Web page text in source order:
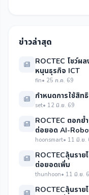
ข่าวล่าสุด
ROCTEC โชว์ผ
หนุนธุรกิจ ICT
fin• 25 ก.ค. 69
set• 12 มิ.ย. 69
ROCTEC ตอก
ต่อยอด AI-
hoonsmart• 11 มิ.ย.
ROCTECลุ้นรา
ต่อยอดเพิ่ม
thunhoon• 11 มิ.ย.
ROCTECลุ้นรา